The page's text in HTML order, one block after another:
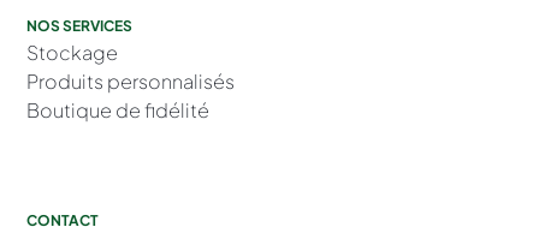
NOS SERVICES
Stockage
Produits personnalisés
Boutique de fidélité
CONTACT